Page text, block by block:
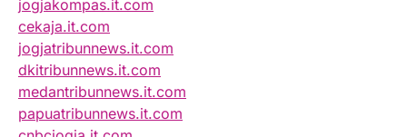
jogjakompas.it.com
cekaja.it.com
jogjatribunnews.it.com
dkitribunnews.it.com
medantribunnews.it.com
papuatribunnews.it.com